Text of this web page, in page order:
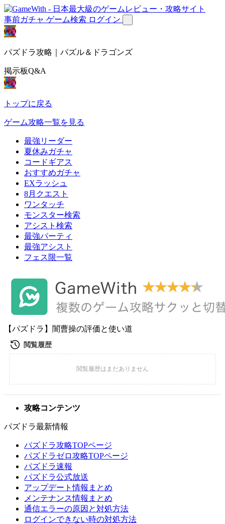
事前ガチャ ゲーム検索 ログイン
パズドラ攻略｜パズル＆ドラゴンズ
掲示板Q&A
トップに戻る
ゲーム攻略一覧を見る
最強リーダー
夏休みガチャ
コードギアス
おすすめガチャ
EXラッシュ
8月クエスト
ワンタッチ
モンスター検索
アシスト検索
最強パーティ
最強アシスト
フェス限一覧
【パズドラ】闇曹操の評価と使い道
攻略コンテンツ
パズドラ最新情報
パズドラ攻略TOPページ
パズドラゼロ攻略TOPページ
パズドラ速報
パズドラ公式放送
アップデート情報まとめ
メンテナンス情報まとめ
通信エラーの原因と対処方法
ログインできない時の対処方法